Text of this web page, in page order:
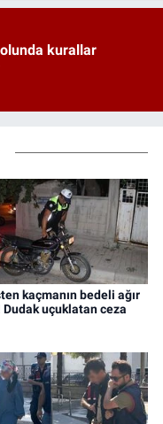
kurallar
kaçmanın bedeli ağır
Dudak uçuklatan ceza